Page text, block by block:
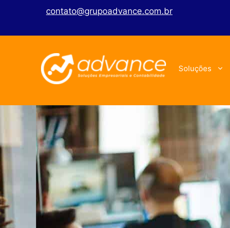
contato@grupoadvance.com.br
Soluções